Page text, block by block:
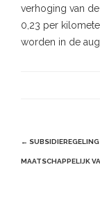
verhoging van
0,23 per
worden in de
Post
navigation
←
MAATSCHAPPELIJK